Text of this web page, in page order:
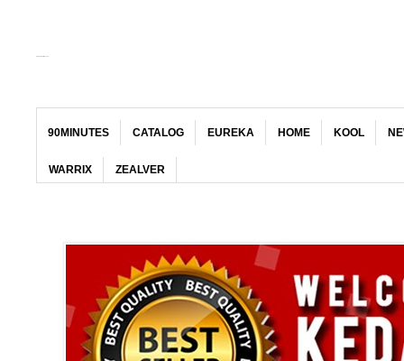
90MINUTES CATALOG EUREKA HOME KOOL
WARRIX ZEALVER